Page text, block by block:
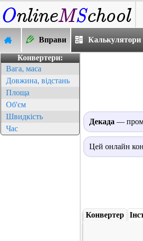
Вправи Калькулятори
Конвертери:
Вага, маса
Довжина, відстань
Площа
Об'єм
Швидкість
Час
Декада —
Цей онлайн
Конвертер